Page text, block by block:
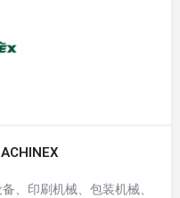
、印刷机械、包装机械、